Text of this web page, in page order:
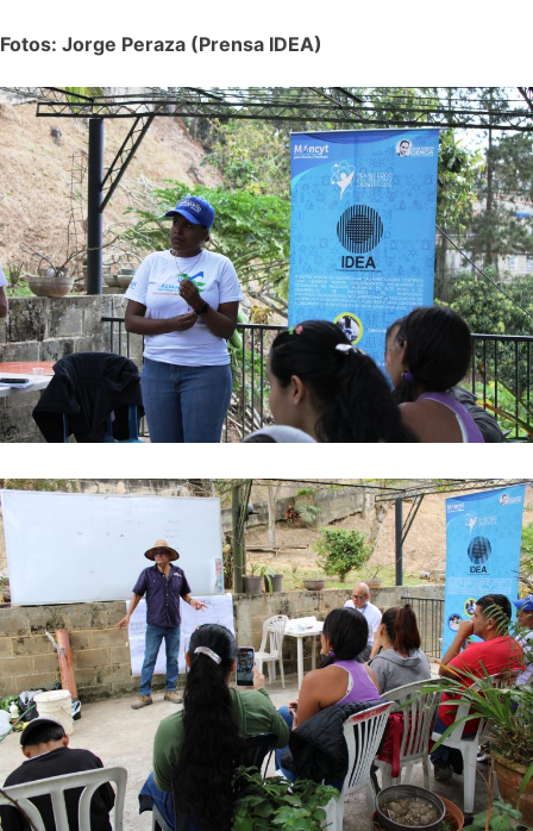
Fotos: Jorge Peraza (Prensa IDEA)